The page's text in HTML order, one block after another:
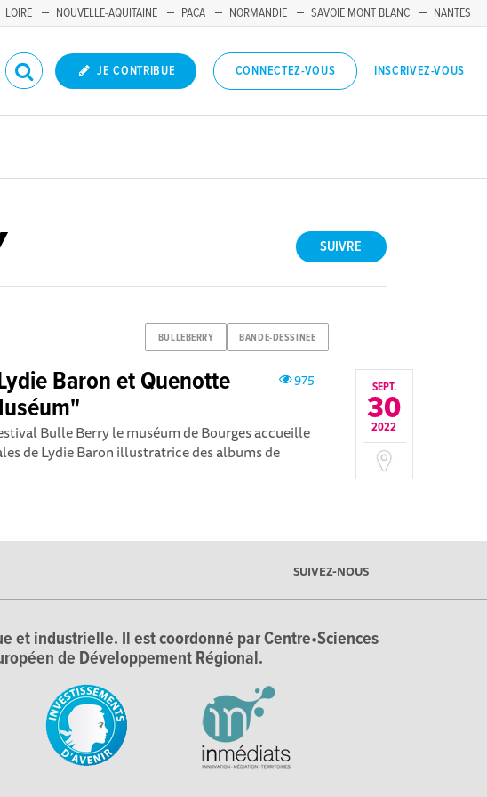
LOIRE NOUVELLE-AQUITAINE PACA NORMANDIE SAVOIE MONT BLANC
NANTES
JE CONTRIBUE CONNECTEZ-VOUS INSCRIVEZ-VOUS
SUIVRE
BULLEBERRY BANDE-DESSINEE
SEPT.
30
2022
975
Baron et Quenotte
Bulle Berry le muséum de Bourges accueille
de Lydie Baron illustratrice des albums de
SUIVEZ-NOUS
et industrielle. Il est coordonné par Centre•Sciences
de Développement Régional.